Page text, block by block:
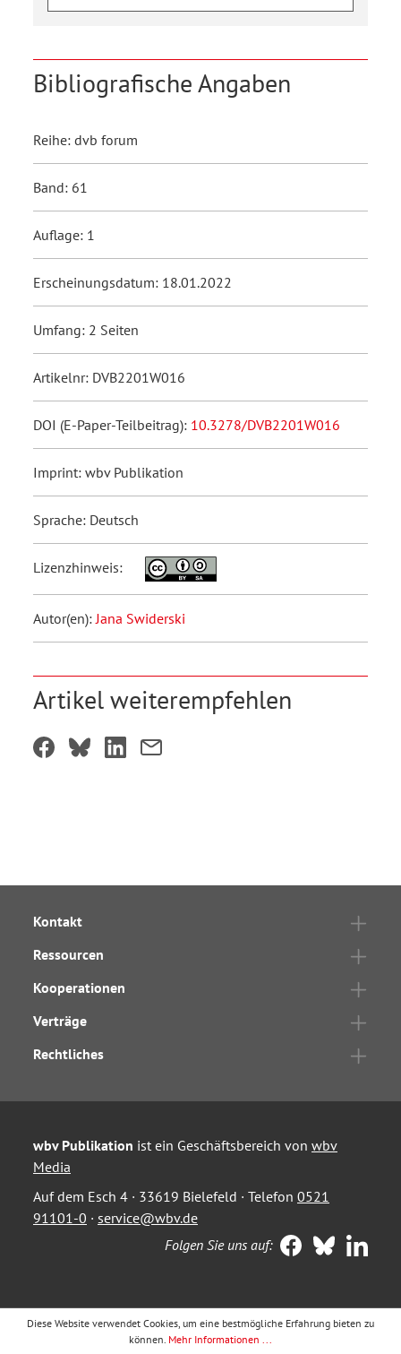
Bibliografische Angaben
Reihe: dvb forum
Band: 61
Auflage: 1
Erscheinungsdatum: 18.01.2022
Umfang: 2 Seiten
Artikelnr: DVB2201W016
DOI (E-Paper-Teilbeitrag): 10.3278/DVB2201W016
Imprint: wbv Publikation
Sprache: Deutsch
Lizenzhinweis:
Autor(en): Jana Swiderski
Artikel weiterempfehlen
Kontakt
Ressourcen
Kooperationen
Verträge
Rechtliches
wbv Publikation ist ein Geschäftsbereich von wbv
Media
Auf dem Esch 4 · 33619 Bielefeld · Telefon 0521
91101-0 · service@wbv.de
Folgen Sie uns auf:
Diese Website verwendet Cookies, um eine bestmögliche Erfahrung bieten zu
können. Mehr Informationen ...